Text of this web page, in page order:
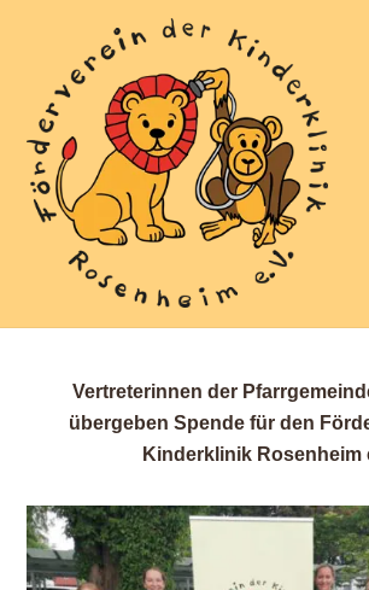
Vertreterinnen der
übergeben Spende für den
Kinderklinik Rosenheim